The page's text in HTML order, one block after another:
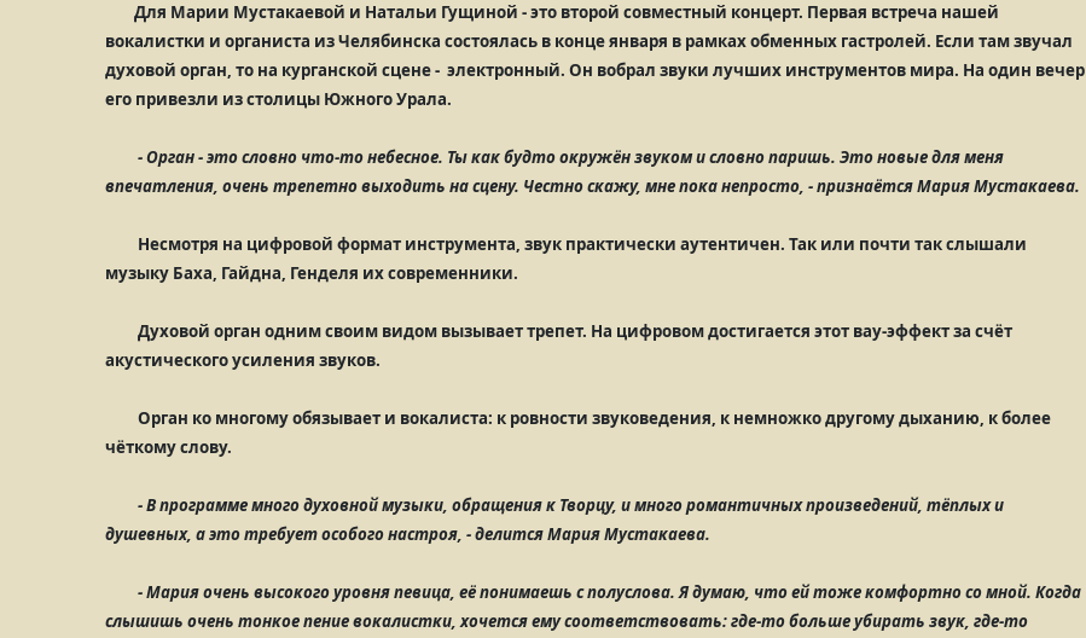
Для Марии Мустакаевой и Натальи Гущиной - это второй совместный концерт. Первая встреча нашей
вокалистки и органиста из Челябинска состоялась в конце января в рамках обменных гастролей. Если там звучал
духовой орган, то на курганской сцене - электронный. Он вобрал звуки лучших инструментов мира. На один вечер
его привезли из столицы Южного Урала.
- Орган - это словно что-то небесное. Ты как будто окружён звуком и словно паришь. Это новые для меня
впечатления, очень трепетно выходить на сцену. Честно скажу, мне пока непросто, - признаётся Мария Мустакаева.
Несмотря на цифровой формат инструмента, звук практически аутентичен. Так или почти так слышали
музыку Баха, Гайдна, Генделя их современники.
Духовой орган одним своим видом вызывает трепет. На цифровом достигается этот вау-эффект за счёт
акустического усиления звуков.
Орган ко многому обязывает и вокалиста: к ровности звуковедения, к немножко другому дыханию, к более
чёткому слову.
- В программе много духовной музыки, обращения к Творцу, и много романтичных произведений, тёплых и
душевных, а это требует особого настроя, - делится Мария Мустакаева.
- Мария очень высокого уровня певица, её понимаешь с полуслова. Я думаю, что ей тоже комфортно со мной. Когда
слышишь очень тонкое пение вокалистки, хочется ему соответствовать: где-то больше убирать звук, где-то